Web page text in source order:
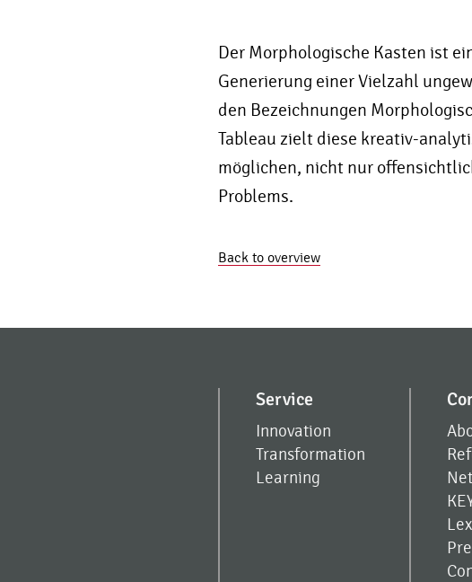
Der Morphologische Kasten ist
Generierung einer Vielzahl
den Bezeichnungen
Tableau zielt diese kreativ-
möglichen, nicht nur
Problems.
Back to overview
Service
Innovation
Transformation
Learning